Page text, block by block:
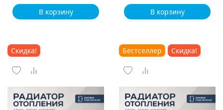
В корзину В корзину
Скидка! Бестселлер Скидка!